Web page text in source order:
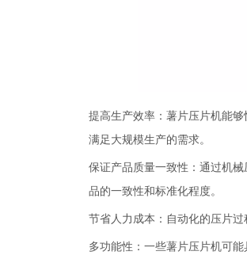
提高生产效率：薯片压片机能
满足大规模生产的需求。
保证产品质量一致性：通过机
品的一致性和标准化程度。
节省人力成本：自动化的压片
多功能性：一些薯片压片机可